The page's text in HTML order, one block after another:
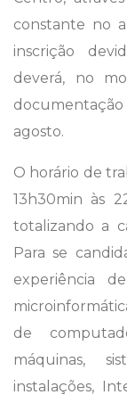
constante no
inscrição
deverá, no
agosto.
O horário de
13h30min às
totalizando a
Para se
experiência
de
máquinas,
instalações,